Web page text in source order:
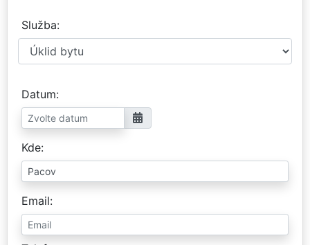
Služba
Datum
Kde
Email